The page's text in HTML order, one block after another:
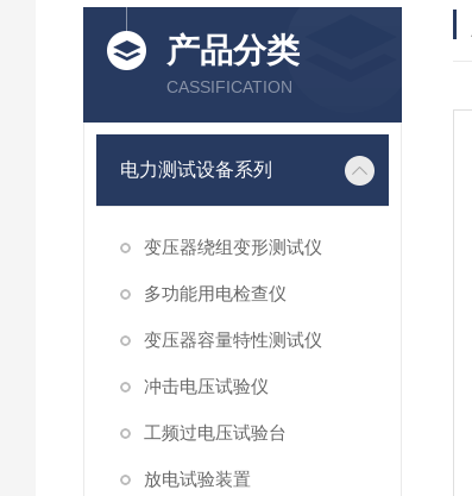
产品分类
CASSIFICATION
电力测试设备系列
变压器绕组变形测试仪
多功能用电检查仪
变压器容量特性测试仪
冲击电压试验仪
工频过电压试验台
放电试验装置